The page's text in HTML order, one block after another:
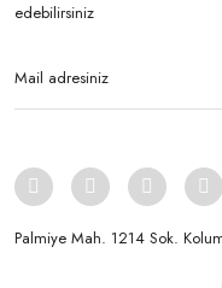
edebilirsiniz
Palmiye Mah. 1214 Sok. Koluman Plaza 2/B Yenişehir/ MERSİN.ㅤㅤㅤㅤㅤ